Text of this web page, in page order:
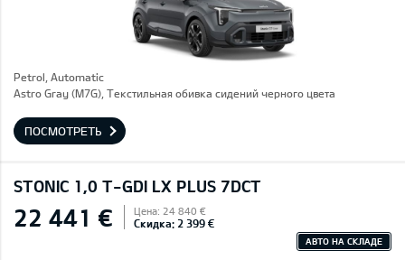
Petrol, Automatic
Astro Gray (M7G), Текстильная обивка сидений черного цвета
ПОСМОТРЕТЬ
STONIC 1,0 T-GDI LX PLUS 7DCT
22 441 € Цена: 24 840 €
Скидка: 2 399 €
АВТО НА СКЛАДЕ